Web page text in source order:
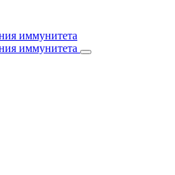
иммунитета
иммунитета